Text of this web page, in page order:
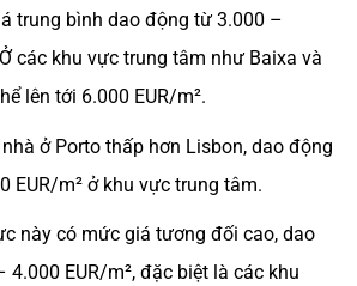
trung bình dao động từ 3.000 –
các khu vực trung tâm như Baixa và
lên tới 6.000 EUR/m².
ở Porto thấp hơn Lisbon, dao động
EUR/m² ở khu vực trung tâm.
này có mức giá tương đối cao, dao
EUR/m², đặc biệt là các khu